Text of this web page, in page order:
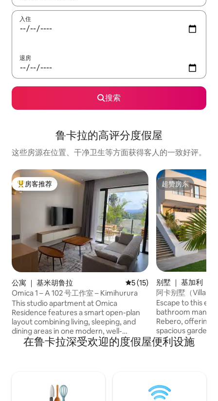
入住
退房
搜索
鲁卡拉的高评分度假屋
这些房源在位置、干净卫生等方面获得客人的一致好评。
热门「房客推荐」
房客推荐
公寓 ｜ 基米胡鲁拉 平均评分 5 分（满分 5 分）
5 (15)
Omica 1 – A 102 号工作室 – Kimihurura
This studio apartment at Omica
Residence features a smart open-plan
layout combining living, sleeping, and
dining areas in one modern, well-
designed space. Ideal for solo travelers
or couples, it offers comfort, simplicity,
Centre, restaurants, and key business
超赞房东
超赞房东
别墅 ｜ 基加利
阿卡别墅（Villa
宅
Escape to this
bathroom
Rebero, offering
spacious garden
Nestled in a
neighborhood,
在鲁卡拉深受欢迎的度假屋便利设施